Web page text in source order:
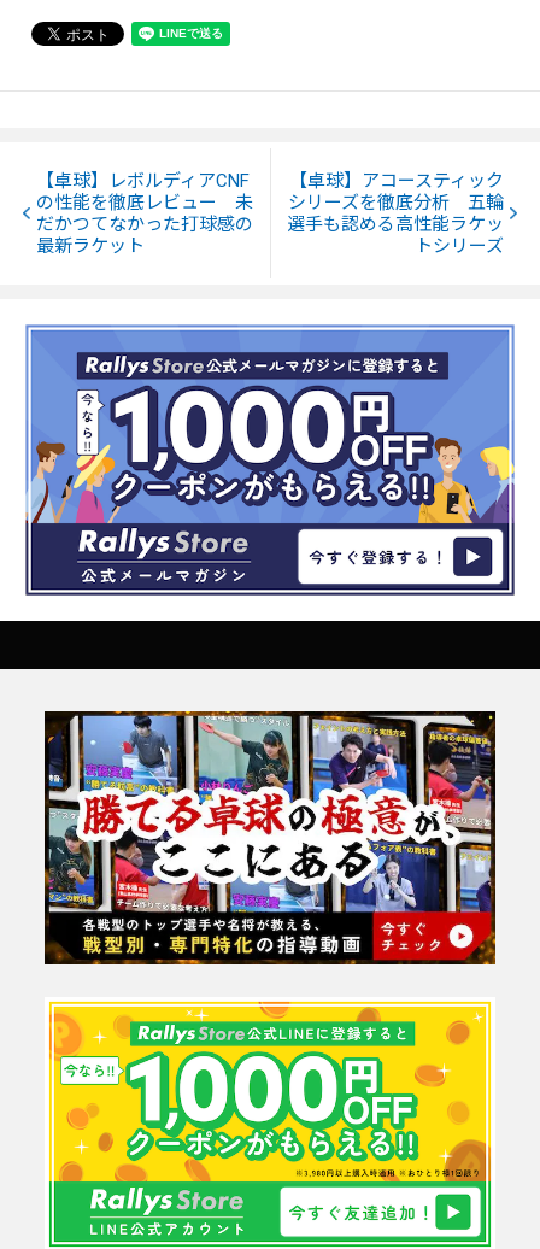
【卓球】レボルディアCNF
の性能を徹底レビュー 未
だかつてなかった打球感の
最新ラケット
【卓球】アコースティック
シリーズを徹底分析 五輪
選手も認める高性能ラケッ
トシリーズ